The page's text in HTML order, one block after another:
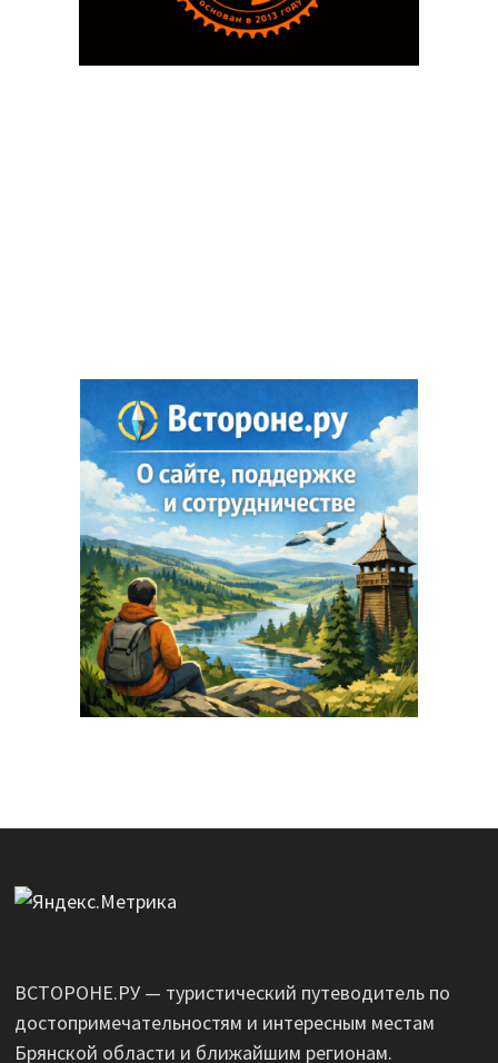
ВСТОРОНЕ.РУ — туристический путеводитель по
достопримечательностям и интересным местам
Брянской области и ближайшим регионам.